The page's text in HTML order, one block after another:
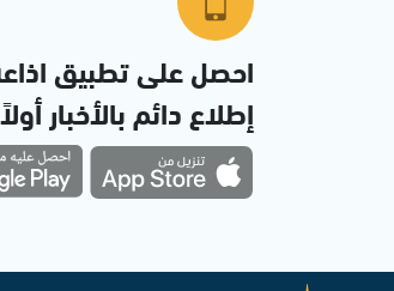
احصل على تطبيق
إطلاع دائم بالأخبار